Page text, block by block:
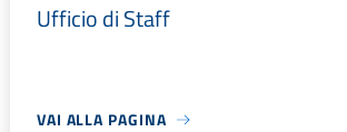
Ufficio di Staff
VAI ALLA PAGINA